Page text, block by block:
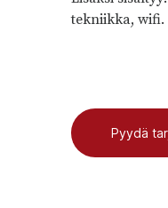
tekniikka, wifi.
Pyydä